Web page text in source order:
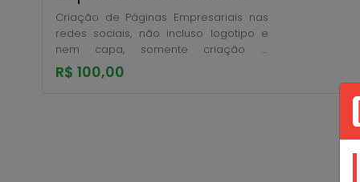
Criação de Páginas Empresariais nas
redes sociais, não incluso logotipo e
nem capa, somente criação e
cadastro completo da empresa.
R$ 100,00